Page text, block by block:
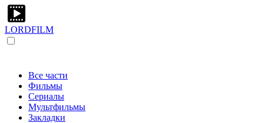
LORDFILM
Все части
Фильмы
Сериалы
Мультфильмы
Закладки